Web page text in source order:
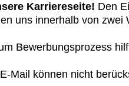
Karriereseite! Den
uns innerhalb von
Bewerbungsprozess
Mail können nicht